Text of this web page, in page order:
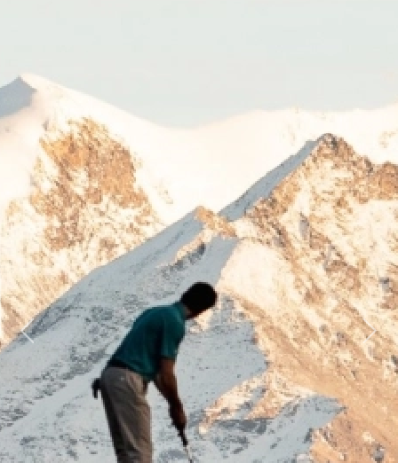
Previous Next